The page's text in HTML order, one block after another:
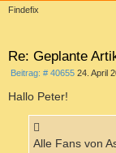
Findefix
Re: Geplante
Beitrag: # 40655B
r
24. April
Hallo Peter!
Alle Fans von